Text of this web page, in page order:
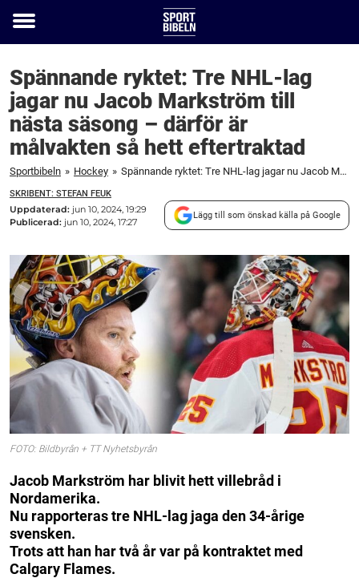
Toggle
Spännande ryktet: Tre NHL-lag
jagar nu Jacob Markström till
nästa säsong – därför är
målvakten så hett eftertraktad
Sportbibeln » Hockey » Spännande ryktet: Tre NHL-lag jagar nu Jacob Markström till nästa säsong – därför är målvakten så hett eftertraktad
SKRIBENT: STEFAN FEUK
Uppdaterad: jun 10, 2024, 19:29
Publicerad: jun 10, 2024, 17:27
Lägg till som önskad källa på Google
FOTO: Bildbyrån + TT Nyhetsbyrån
Jacob Markström har blivit hett villebråd i
Nordamerika.
Nu rapporteras tre NHL-lag jaga den 34-årige
svensken.
Trots att han har två år var på kontraktet med
Calgary Flames.